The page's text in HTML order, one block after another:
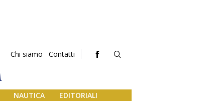
Chi siamo Contatti
NAUTICA EDITORIALI